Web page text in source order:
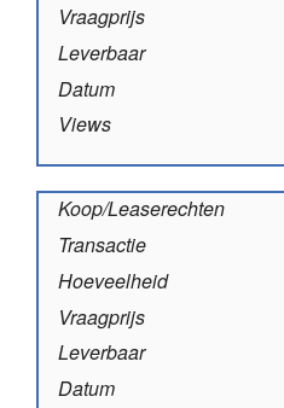
Vraagprijs
Leverbaar
Datum
Views
Koop/Leaserechten
Transactie
Hoeveelheid
Vraagprijs
Leverbaar
Datum